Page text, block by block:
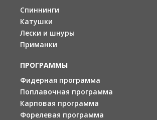
Спиннинги
Катушки
Лески и шнуры
Приманки
ПРОГРАММЫ
Фидерная программа
Поплавочная программа
Карповая программа
Форелевая программа